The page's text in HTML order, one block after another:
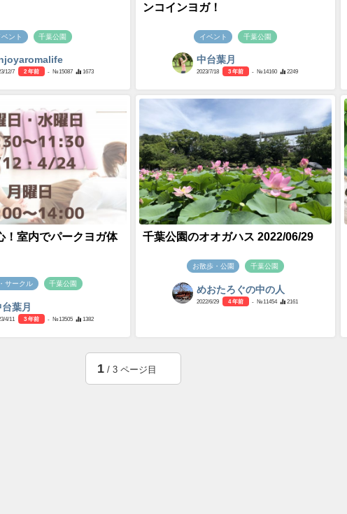
ベント 千葉公園
12/7 2 年前 - №15087 1673
ンコインヨガ！
イベント 千葉公園
中台葉月
2023/7/18 3 年前 - №14160 2249
！室内でパークヨガ体
サークル 千葉公園
葉月
4/11 3 年前 - №13505 1382
千葉公園のオオガハス 2022/06/29
お散歩・公園 千葉公園
めおたろぐの中の人
2022/6/29 4 年前 - №11454 2161
1/ 3 ページ目